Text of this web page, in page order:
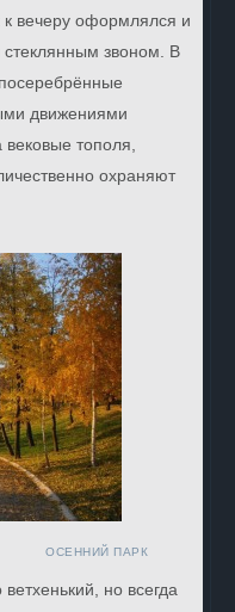
вечеру оформлялся и
стеклянным звоном. В
движениями
тополя,
охраняют
ОСЕННИЙ ПАРК
но всегда